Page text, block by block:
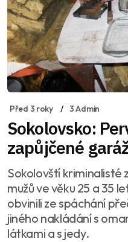
Před 3 roky 3 Admin
Sokolovsko:
zapůjčené
Sokolovští kriminalisté
mužů ve věku 25 a 35
obvinili ze spáchání
jiného nakládání s
látkami a s jedy.